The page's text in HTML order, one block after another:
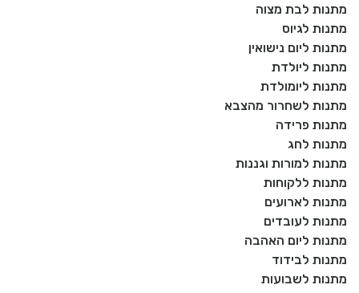
מתנות לבת מצוה
מתנות לגיוס
מתנות ליום נישואין
מתנות ליולדת
מתנות ליומולדת
מתנות לשחרור מהצבא
מתנות פרידה
מתנות לחג
מתנות למורות וגננות
מתנות ללקוחות
מתנות לארועים
מתנות לעובדים
מתנות ליום האהבה
מתנות לבידוד
מתנות לשבועות